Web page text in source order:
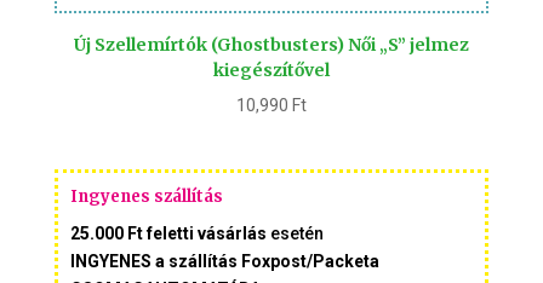
Új Szellemírtók (Ghostbusters) Női „S” jelmez
kiegészítővel
10,990 Ft
Ingyenes szállítás
25.000 Ft feletti vásárlás esetén
INGYENES a szállítás Foxpost/Packeta